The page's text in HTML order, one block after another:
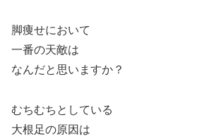
脚痩せにおいて
一番の天敵は
なんだと思いますか？
むちむちとしている
大根足の原因は